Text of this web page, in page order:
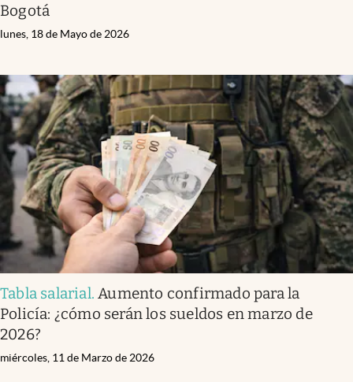
Bogotá
lunes, 18 de Mayo de 2026
Tabla salarial.Aumento confirmado para la
Policía: ¿cómo serán los sueldos en marzo de
2026?
miércoles, 11 de Marzo de 2026